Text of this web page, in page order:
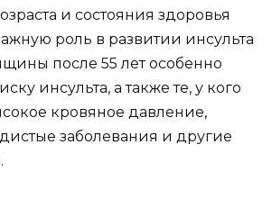
и состояния здоровья
роль в развитии инсульта
после 55 лет особенно
инсульта, а также те, у кого
кровяное давление,
заболевания и другие